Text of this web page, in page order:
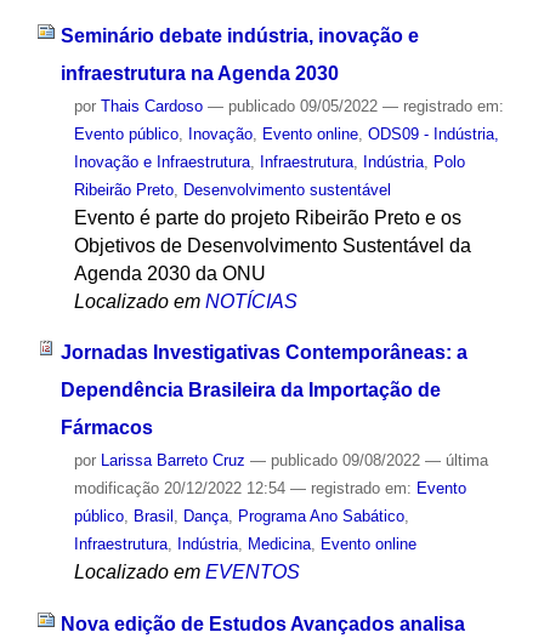
Seminário debate indústria, inovação e
infraestrutura na Agenda 2030
por Thais Cardoso — publicado09/05/2022 — registrado em:
Evento público, Inovação, Evento online, ODS09 - Indústria,
Inovação e Infraestrutura, Infraestrutura, Indústria, Polo
Ribeirão Preto, Desenvolvimento sustentável
Evento é parte do projeto Ribeirão Preto e os
Objetivos de Desenvolvimento Sustentável da
Agenda 2030 da ONU
Localizado em NOTÍCIAS
Jornadas Investigativas Contemporâneas: a
Dependência Brasileira da Importação de
Fármacos
por Larissa Barreto Cruz — publicado09/08/2022 — última
modificação20/12/2022 12:54 — registrado em: Evento
público, Brasil , Dança, Programa Ano Sabático,
Infraestrutura, Indústria, Medicina, Evento online
Localizado em EVENTOS
Nova edição de Estudos Avançados analisa